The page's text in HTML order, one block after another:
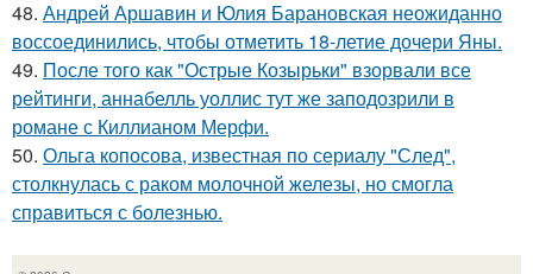
48. Андрей Аршавин и Юлия Барановская неожиданно
воссоединились, чтобы отметить 18-летие дочери Яны.
49. После того как "Острые Козырьки" взорвали все
рейтинги, аннабелль уоллис тут же заподозрили в
романе с Киллианом Мерфи.
50. Ольга копосова, известная по сериалу "След",
столкнулась с раком молочной железы, но смогла
справиться с болезнью.